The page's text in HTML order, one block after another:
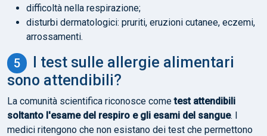
difficoltà nella respirazione;
disturbi dermatologici: pruriti, eruzioni cutanee, eczemi,
arrossamenti.
I test sulle allergie alimentari
sono attendibili?
La comunità scientifica riconosce cometest attendibili
soltanto l'esame del respiro e gli esami del sangue. I
medici ritengono che non esistano dei test che permettono